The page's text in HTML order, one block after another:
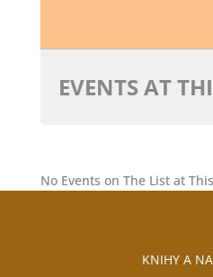
EVENTS AT
No Events on The List at
KNIHY A